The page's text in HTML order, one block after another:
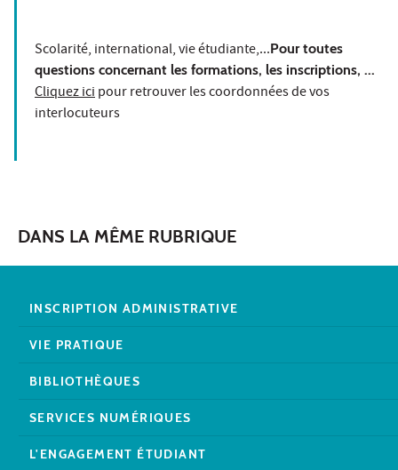
Scolarité, international, vie étudiante,...Pour toutes
questions concernant les formations, les inscriptions, ...
Cliquez icipour retrouver les coordonnées de vos
interlocuteurs
DANS LA MÊME RUBRIQUE
INSCRIPTION ADMINISTRATIVE
VIE PRATIQUE
BIBLIOTHÈQUES
SERVICES NUMÉRIQUES
L'ENGAGEMENT ÉTUDIANT